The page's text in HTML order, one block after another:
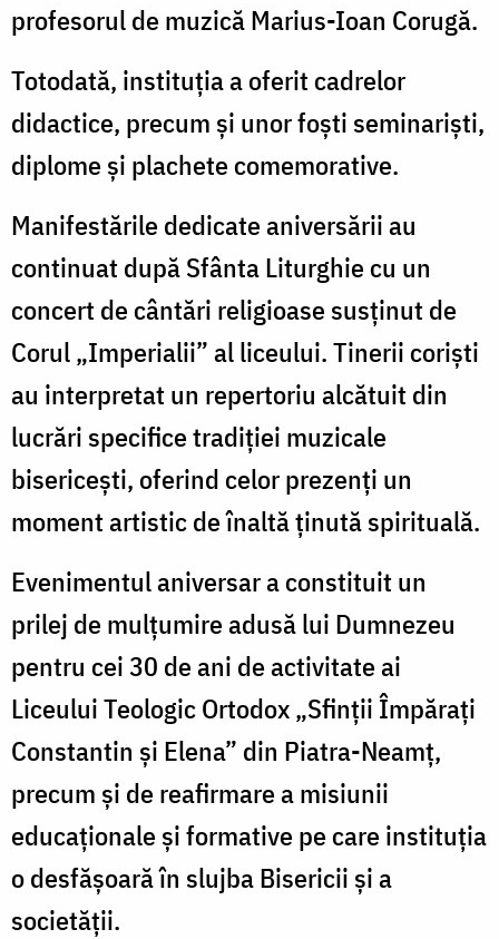
profesorul de muzică Marius-Ioan Corugă.
Totodată, instituția a oferit cadrelor
didactice, precum și unor foști seminariști,
diplome și plachete comemorative.
Manifestările dedicate aniversării au
continuat după Sfânta Liturghie cu un
concert de cântări religioase susținut de
Corul „Imperialii” al liceului. Tinerii coriști
au interpretat un repertoriu alcătuit din
lucrări specifice tradiției muzicale
bisericești, oferind celor prezenți un
moment artistic de înaltă ținută spirituală.
Evenimentul aniversar a constituit un
prilej de mulțumire adusă lui Dumnezeu
pentru cei 30 de ani de activitate ai
Liceului Teologic Ortodox „Sfinții Împărați
Constantin și Elena” din Piatra-Neamț,
precum și de reafirmare a misiunii
educaționale și formative pe care instituția
o desfășoară în slujba Bisericii și a
societății.